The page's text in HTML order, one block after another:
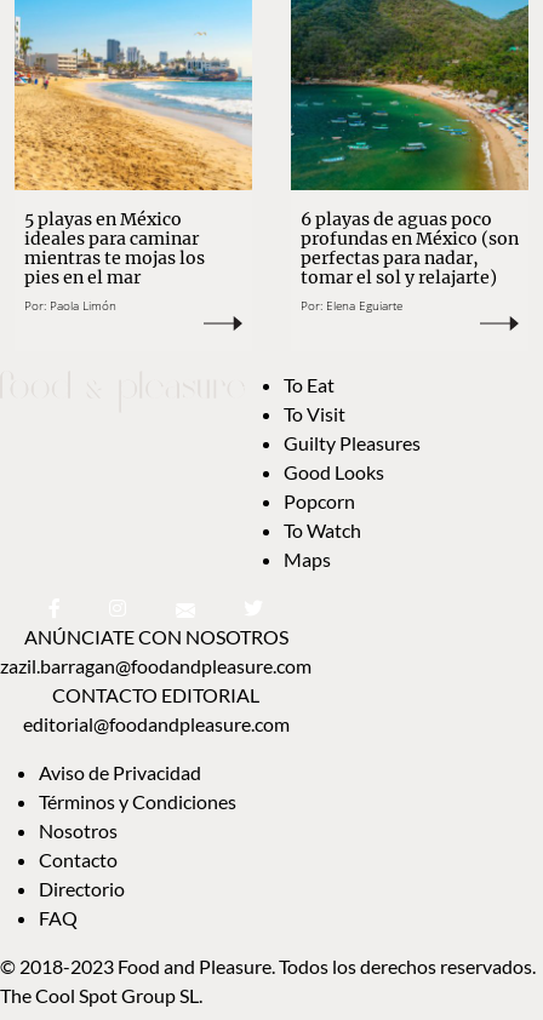
5 playas en México
ideales para caminar
mientras te mojas los
pies en el mar
Por: Paola Limón
6 playas de aguas poco
profundas en México (son
perfectas para nadar,
tomar el sol y relajarte)
Por: Elena Eguiarte
To Eat
To Visit
Guilty Pleasures
Good Looks
Popcorn
To Watch
Maps
ANÚNCIATE CON NOSOTROS
zazil.barragan@foodandpleasure.com
CONTACTO EDITORIAL
editorial@foodandpleasure.com
Aviso de Privacidad
Términos y Condiciones
Nosotros
Contacto
Directorio
FAQ
© 2018-2023 Food and Pleasure. Todos los derechos reservados.
The Cool Spot Group SL.